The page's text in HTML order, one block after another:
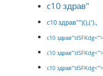
c10 здрав"
c10 здрав"")(),(').,
c10
c10
c10